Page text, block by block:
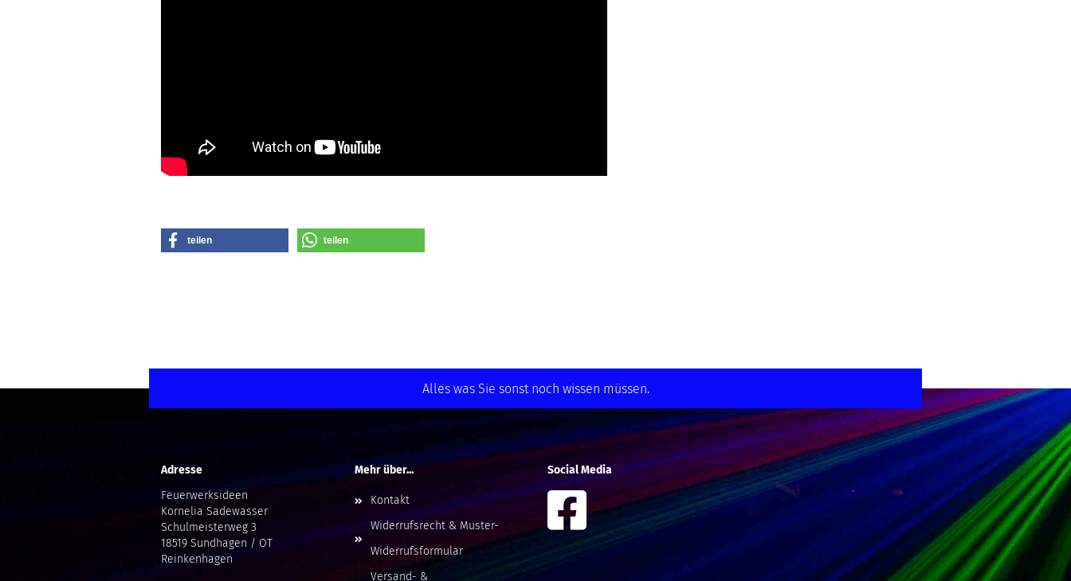
teilen teilen
Alles was Sie sonst noch wissen müssen.
Adresse
Feuerwerksideen
Kornelia Sadewasser
Schulmeisterweg 3
18519 Sundhagen / OT
Reinkenhagen
Mehr über...
Kontakt
Widerrufsrecht & Muster-
Widerrufsformular
Versand- &
Social Media